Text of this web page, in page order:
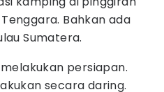
Bahkan ada
Sumatera.
persiapan.
secara daring.